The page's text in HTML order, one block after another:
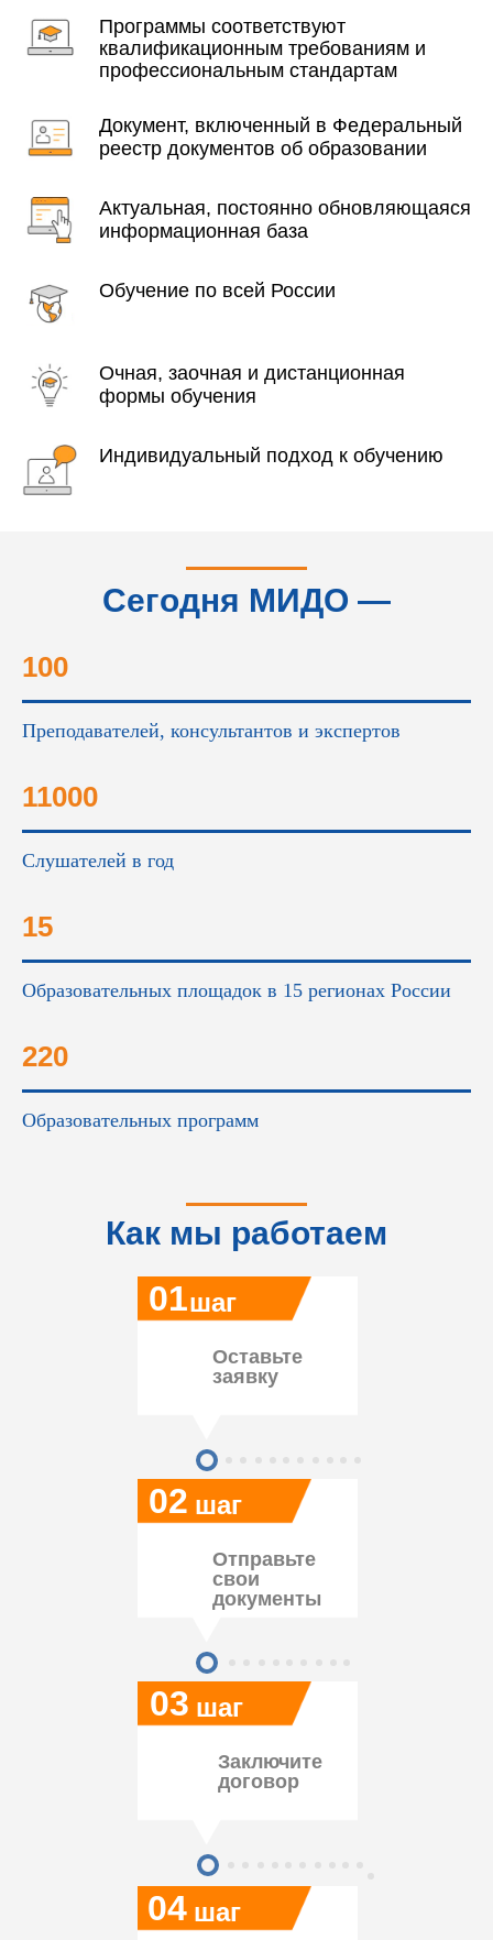
Программы соответствуют
квалификационным требованиям и
профессиональным стандартам
Документ, включенный в Федеральный
реестр документов об образовании
Актуальная, постоянно обновляющаяся
информационная база
Обучение по всей России
Очная, заочная и дистанционная
формы обучения
Индивидуальный подход к обучению
Сегодня МИДО —
100
Преподавателей, консультантов и экспертов
11000
Слушателей в год
15
Образовательных площадок в 15 регионах России
220
Образовательных программ
Как мы работаем
04
03
02
01
Оставьте
заявку
шаг
шаг
шаг
шаг
Отправьте
свои
документы
Заключите
договор